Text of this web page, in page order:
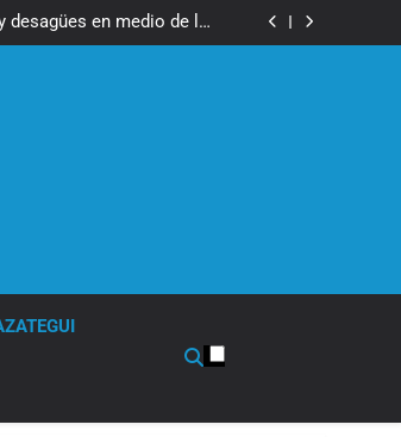
en medio de las
lluvias
infracciones en segundos
en medio de las
en segundos
Abuelos No Mienten»